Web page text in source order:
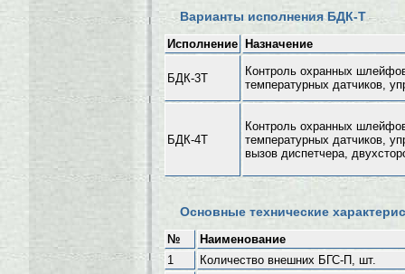
Варианты исполнения БДК-Т
Исполнение Назначение
БДК-3Т
Контроль охранных
температурных датчиков,
БДК-4Т
Контроль охранных
температурных датчиков,
вызов диспетчера,
Основные технические
№
Наименование
1
Количество внешних БГС-П, шт.